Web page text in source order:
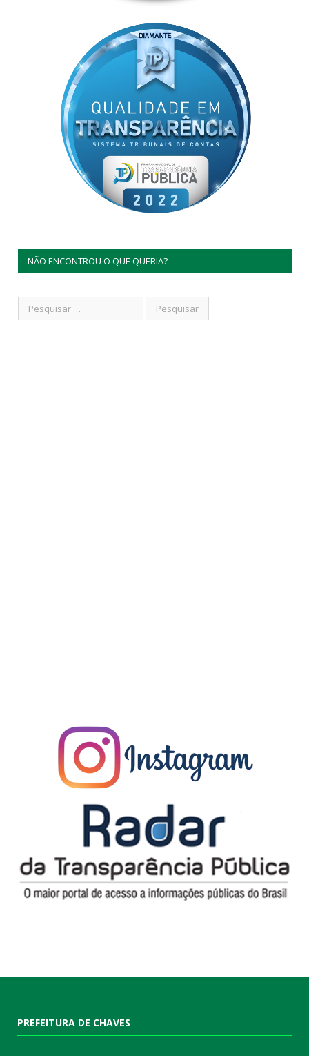
NÃO ENCONTROU O QUE QUERIA?
PREFEITURA DE CHAVES